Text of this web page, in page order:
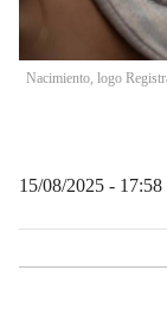
Nacimiento, logo
15/08/2025 - 17:58